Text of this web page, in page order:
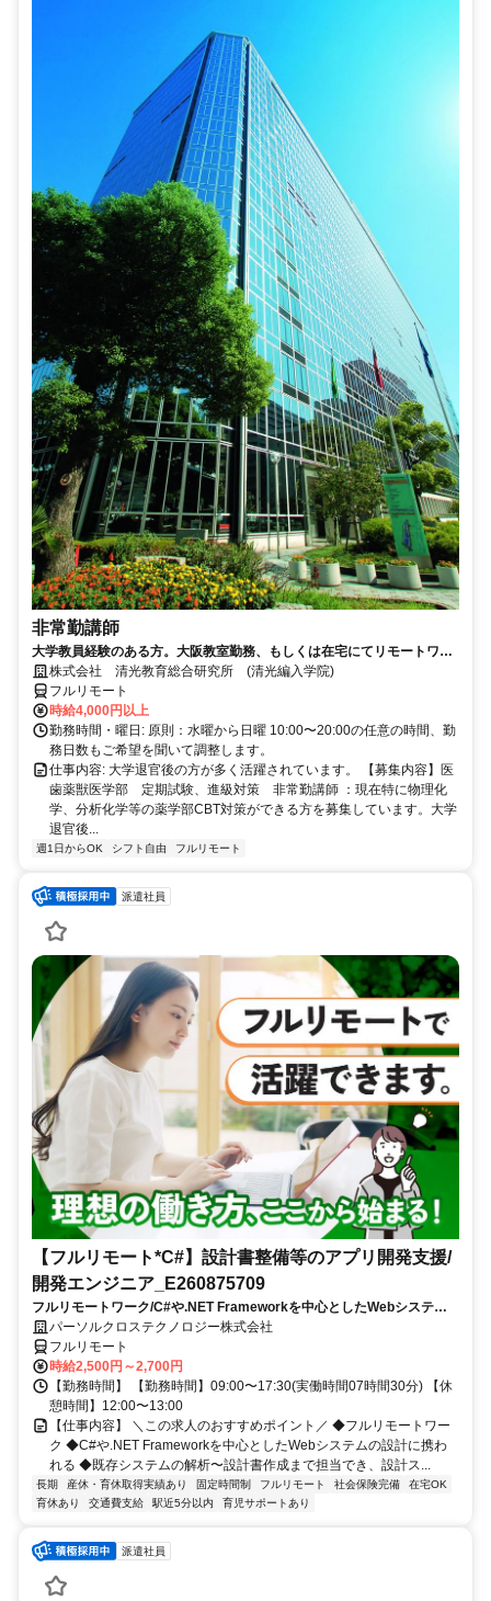
非常勤講師
大学教員経験のある方。大阪教室勤務、もしくは在宅にてリモートワー
ク可能。退官した先生が活躍中。
株式会社 清光教育総合研究所 (清光編入学院)
フルリモート
時給4,000円以上
勤務時間・曜日: 原則：水曜から日曜 10:00〜20:00の任意の時間、勤
務日数もご希望を聞いて調整します。
仕事内容: 大学退官後の方が多く活躍されています。 【募集内容】医
歯薬獣医学部 定期試験、進級対策 非常勤講師 ：現在特に物理化
学、分析化学等の薬学部CBT対策ができる方を募集しています。大学
退官後...
週1日からOK シフト自由 フルリモート
派遣社員
【フルリモート*C#】設計書整備等のアプリ開発支援/
開発エンジニア_E260875709
フルリモートワーク/C#や.NET Frameworkを中心としたWebシステム
の設計に携われる/既存システムの解析〜設計書作成まで担当でき、設計
スキルを磨ける
パーソルクロステクノロジー株式会社
フルリモート
時給2,500円～2,700円
【勤務時間】 【勤務時間】09:00〜17:30(実働時間07時間30分) 【休
憩時間】12:00〜13:00
【仕事内容】 ＼この求人のおすすめポイント／ ◆フルリモートワー
ク ◆C#や.NET Frameworkを中心としたWebシステムの設計に携わ
れる ◆既存システムの解析〜設計書作成まで担当でき、設計ス...
長期 産休・育休取得実績あり 固定時間制 フルリモート 社会保険完備
在宅OK
育休あり
交通費支給 駅近5分以内 育児サポートあり
派遣社員